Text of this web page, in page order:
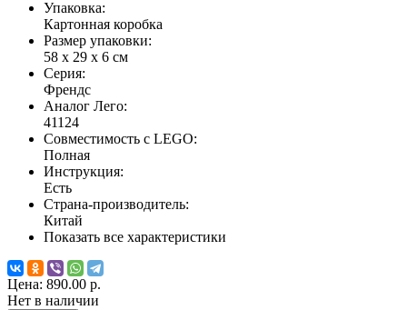
Упаковка:
Картонная коробка
Размер упаковки:
58 х 29 х 6 см
Серия:
Френдс
Аналог Лего:
41124
Совместимость с LEGO:
Полная
Инструкция:
Есть
Страна-производитель:
Китай
Показать все характеристики
Цена: 890.00 р.
Нет в наличии